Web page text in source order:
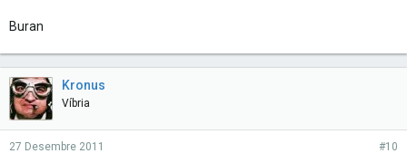
Buran
Kronus
Víbria
27 Desembre 2011 #10